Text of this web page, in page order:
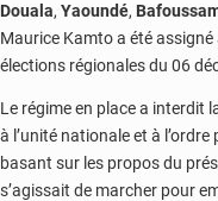
Douala, Yaoundé,
Maurice Kamto a été assigné
élections régionales du 06
Le régime en place a interdit
à l’unité nationale et à
basant sur les propos du
s’agissait de marcher pour